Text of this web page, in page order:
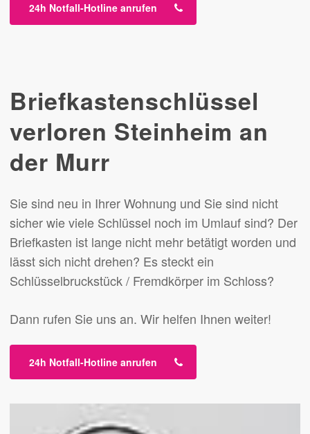
24h Notfall-Hotline anrufen
Briefkastenschlüssel
verloren Steinheim an
der Murr
Sie sind neu in Ihrer Wohnung und Sie sind nicht
sicher wie viele Schlüssel noch im Umlauf sind? Der
Briefkasten ist lange nicht mehr betätigt worden und
lässt sich nicht drehen? Es steckt ein
Schlüsselbruckstück / Fremdkörper im Schloss?
Dann rufen Sie uns an. Wir helfen Ihnen weiter!
24h Notfall-Hotline anrufen